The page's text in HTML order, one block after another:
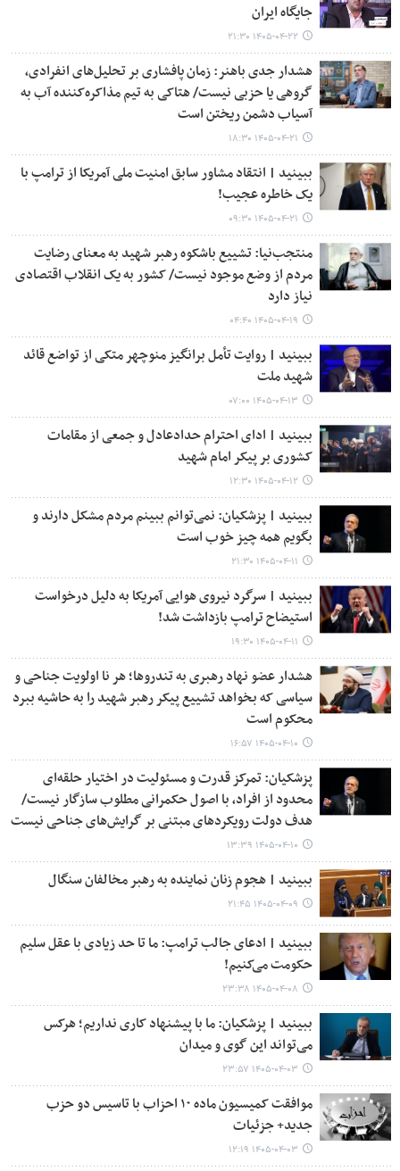
جایگاه ایران
۱۴۰۵-۰۴-۲۲ ۲۱:۳۰
هشدار جدی باهنر: زمان پافشاری بر تحلیل‌های انفرادی،
گروهی یا حزبی نیست/ هتاکی به تیم مذاکره‌کننده آب به
آسیاب دشمن ریختن است
۱۴۰۵-۰۴-۲۱ ۱۸:۳۰
ببینید | انتقاد مشاور سابق امنیت ملی آمریکا از ترامپ با
یک خاطره عجیب!
۱۴۰۵-۰۴-۲۱ ۰۹:۳۰
منتجب‌نیا: تشییع باشکوه رهبر شهید به معنای رضایت
مردم از وضع موجود نیست/ کشور به یک انقلاب اقتصادی
نیاز دارد
۱۴۰۵-۰۴-۱۹ ۰۴:۴۰
ببینید | روایت تأمل برانگیز منوچهر متکی از تواضع قائد
شهید ملت
۱۴۰۵-۰۴-۱۳ ۰۷:۰۰
ببینید | ادای احترام حدادعادل و جمعی از مقامات
کشوری بر پیکر امام شهید
۱۴۰۵-۰۴-۱۲ ۱۲:۳۰
ببینید | پزشکیان: نمی‌توانم ببینم مردم مشکل دارند و
بگویم همه چیز خوب است
۱۴۰۵-۰۴-۱۱ ۲۱:۳۰
ببینید | سرگرد نیروی هوایی آمریکا به دلیل درخواست
استیضاح ترامپ بازداشت شد!
۱۴۰۵-۰۴-۱۱ ۱۹:۳۰
هشدار عضو نهاد رهبری به تندروها؛ هر نا اولویت جناحی و
سیاسی که بخواهد تشییع پیکر رهبر شهید را به حاشیه ببرد
محکوم است
۱۴۰۵-۰۴-۱۰ ۱۶:۵۷
پزشکیان: تمرکز قدرت و مسئولیت در اختیار حلقه‌ای
محدود از افراد، با اصول حکمرانی مطلوب سازگار نیست/
هدف دولت رویکردهای مبتنی بر گرایش‌های جناحی نیست
۱۴۰۵-۰۴-۱۰ ۱۳:۳۹
ببینید | هجوم زنان نماینده به رهبر مخالفان سنگال
۱۴۰۵-۰۴-۰۹ ۲۱:۴۵
ببینید | ادعای جالب ترامپ: ما تا حد زیادی با عقل سلیم
حکومت می‌کنیم!
۱۴۰۵-۰۴-۰۸ ۲۳:۳۸
ببینید | پزشکیان: ما با پیشنهاد کاری نداریم؛ هرکس
می‌تواند این گوی و میدان
۱۴۰۵-۰۴-۰۳ ۲۳:۵۷
موافقت کمیسیون ماده ۱۰ احزاب با تاسیس دو حزب
جدید+ جزئیات
۱۴۰۵-۰۴-۰۳ ۱۲:۱۹